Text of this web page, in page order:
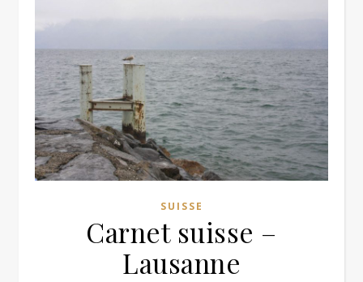
SUISSE
Carnet suisse –
Lausanne